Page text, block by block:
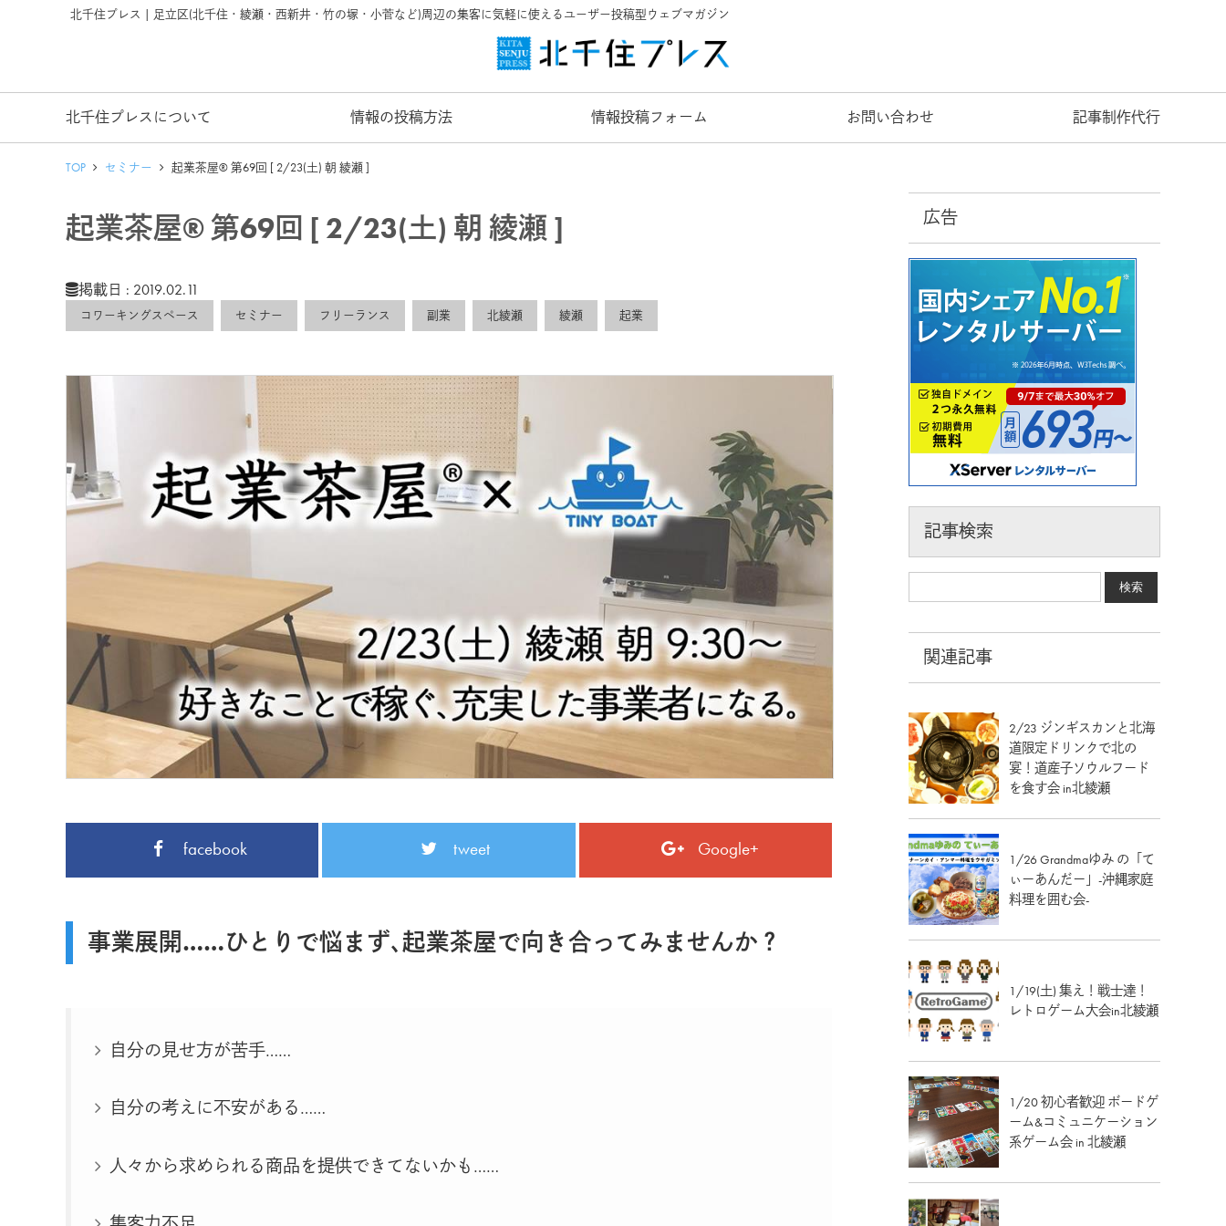
北千住プレス | 足立区(北千住・綾瀬・西新井・竹の塚・小菅など)周辺の集客に気軽に使えるユーザー投稿型ウェブマガジン
北千住プレスについて 情報の投稿方法 情報投稿フォーム お問い合わせ 記事制作代行
TOP セミナー 起業茶屋® 第69回 [ 2/23(土) 朝 綾瀬 ]
起業茶屋® 第69回 [ 2/23(土) 朝 綾瀬 ]
掲載日 : 2019.02.11
コワーキングスペース セミナー フリーランス 副業 北綾瀬 綾瀬 起業
facebook tweet Google+
事業展開……ひとりで悩まず､起業茶屋で向き合ってみませんか？
自分の見せ方が苦手……
自分の考えに不安がある……
人々から求められる商品を提供できてないかも……
広告
記事検索
関連記事
2/23 ジンギスカンと北海
道限定ドリンクで北の
宴！道産子ソウルフード
を食す会 in北綾瀬
1/26 Grandmaゆみ の「て
ぃーあんだー」-沖縄家庭
料理を囲む会-
1/19(土) 集え！戦士達！
レトロゲーム大会in北綾瀬
1/20 初心者歓迎 ボードゲ
ーム&コミュニケーション
系ゲーム会 in 北綾瀬